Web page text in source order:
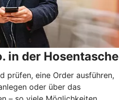
in der Hosentasche
prüfen, eine Order ausführen,
oder über das